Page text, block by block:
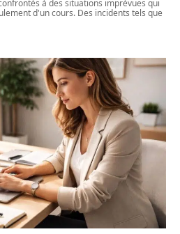
à des situations imprévues qui
d'un cours. Des incidents tels que